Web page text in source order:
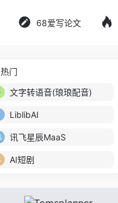
68爱写论文
热门
文字转语音(琅琅配音)
LiblibAI
讯飞星辰MaaS
AI短剧